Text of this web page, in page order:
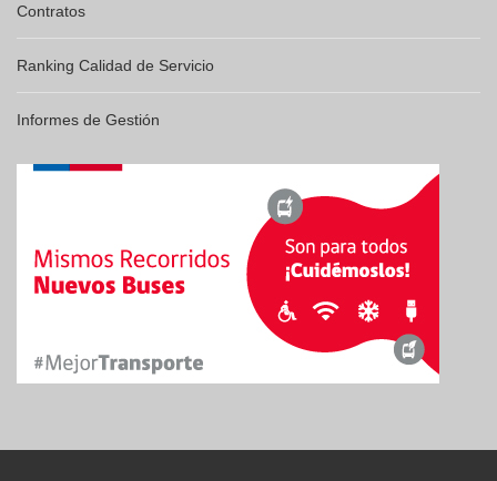
Contratos
Ranking Calidad de Servicio
Informes de Gestión